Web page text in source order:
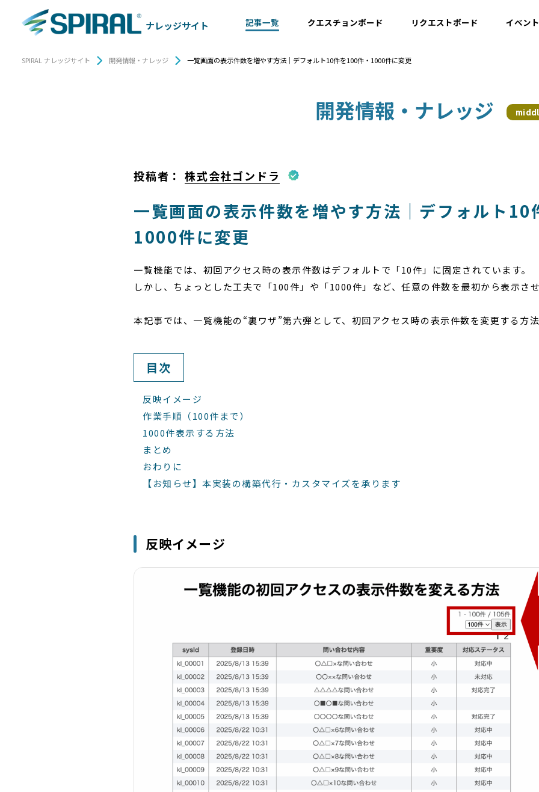
ナレッジサイト 記事一覧
運用情報
開発情報・ナレッジ
クエスチョンボード リクエストボード イベン
SPIRAL ナレッジサイト 開発情報・ナレッジ 一覧画面の表示件数を増やす方法｜デフォルト10件を100件・1000件に変更
開発情報・ナレッジ
投稿者： 株式会社ゴンドラ
一覧画面の表示件数を増やす方法｜デフォルト
1000件に変更
一覧機能では、初回アクセス時の表示件数はデフォルトで「10件」に固定されています。
しかし、ちょっとした工夫で「100件」や「1000件」など、任意の件数を最初から表示さ
本記事では、一覧機能の“裏ワザ”第六弾として、初回アクセス時の表示件数を変更する方
目次
反映イメージ
作業手順（100件まで）
1000件表示する方法
まとめ
おわりに
【お知らせ】本実装の構築代行・カスタマイズを承ります
反映イメージ